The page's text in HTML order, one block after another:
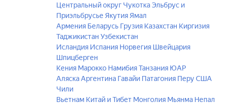
Центральный округ ЧукоткаЭльбрус и
Приэльбрусье Якутия Ямал
Армения Беларусь Грузия Казахстан Киргизия
Таджикистан Узбекистан
Исландия Испания Норвегия Швейцария
Шпицберген
Кения Марокко НамибияТанзания ЮАР
АляскаАргентина Гавайи Патагония Перу США
Чили
Вьетнам Китай и Тибет Монголия Мьянма Непал